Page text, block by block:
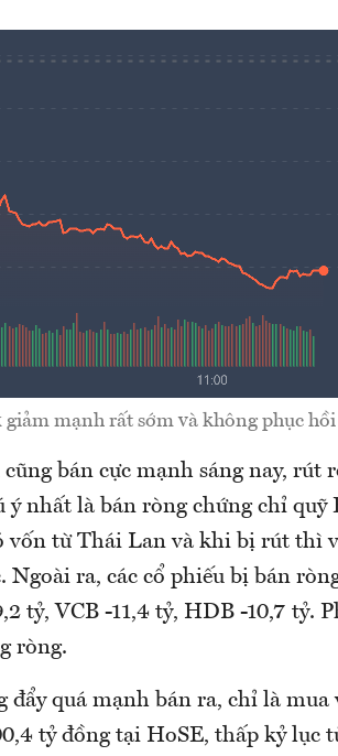
mạnh rất sớm và không phục
bán cực mạnh sáng nay, rút
ý nhất là bán ròng chứng chỉ
vốn từ Thái Lan và khi bị rút thì
ra, các cổ phiếu bị bán
tỷ, VCB -11,4 tỷ, HDB -10,7 tỷ.
ròng.
quá mạnh bán ra, chỉ là mua
tỷ đồng tại HoSE, thấp kỷ lục